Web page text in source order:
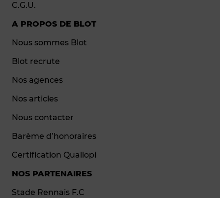
C.G.U.
A PROPOS DE BLOT
Nous sommes Blot
Blot recrute
Nos agences
Nos articles
Nous contacter
Barème d’honoraires
Certification Qualiopi
NOS PARTENAIRES
Stade Rennais F.C